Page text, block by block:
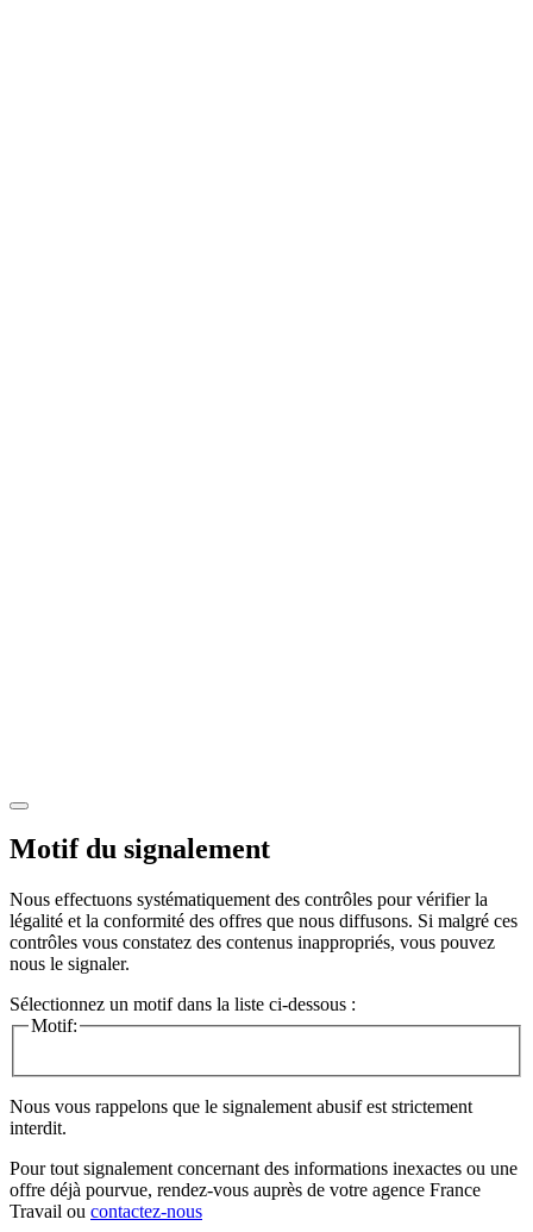
Motif du signalement
Nous effectuons systématiquement des contrôles pour vérifier la
légalité et la conformité des offres que nous diffusons. Si malgré ces
contrôles vous constatez des contenus inappropriés, vous pouvez
nous le signaler.
Sélectionnez un motif dans la liste ci-dessous :
Motif:
Nous vous rappelons que le signalement abusif est strictement
interdit.
Pour tout signalement concernant des informations inexactes ou une
offre déjà pourvue, rendez-vous auprès de votre agence France
Travail ou contactez-nous